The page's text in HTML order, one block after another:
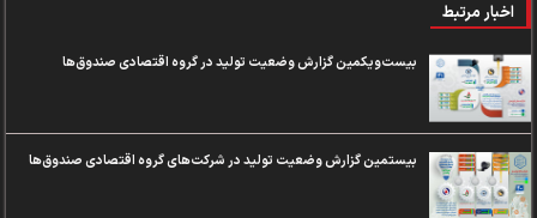
اخبار مرتبط
بیست‌ویکمین گزارش وضعیت تولید در گروه اقتصادی صندوق‌ها
بیستمین گزارش وضعیت تولید در شرکت‌های گروه اقتصادی صندوق‌ها